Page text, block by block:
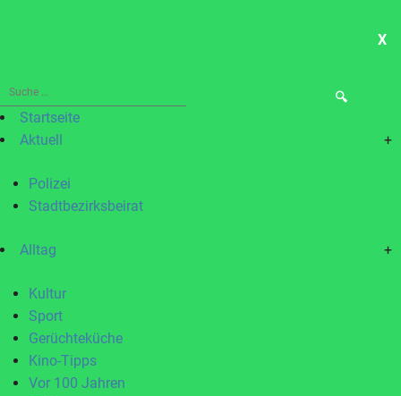
X
Suche
nach:Startseite
Aktuell
+
Polizei
Stadtbezirksbeirat
Alltag +
Kultur
Sport
Gerüchteküche
Kino-Tipps
Vor 100 Jahren